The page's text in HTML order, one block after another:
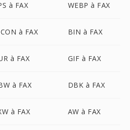
à FAX WEBP à FAX
à FAX BIN à FAX
à FAX GIF à FAX
à FAX DBK à FAX
à FAX AW à FAX